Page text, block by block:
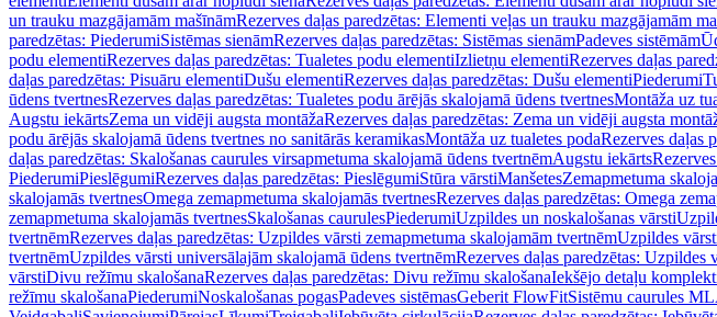
un trauku mazgājamām mašīnāmRezerves daļas paredzētas: Elementi veļas un trauku mazgājamām
paredzētas: PiederumiSistēmas sienāmRezerves daļas paredzētas: Sistēmas sienāmPadeves sistēmām
podu elementiRezerves daļas paredzētas: Tualetes podu elementiIzlietņu elementiRezerves daļas
daļas paredzētas: Pisuāru elementiDušu elementiRezerves daļas paredzētas: Dušu elementiPiederumi
ūdens tvertnesRezerves daļas paredzētas: Tualetes podu ārējās skalojamā ūdens tvertnesMontāža uz
Augstu iekārtsZema un vidēji augsta montāžaRezerves daļas paredzētas: Zema un vidēji augsta
podu ārējās skalojamā ūdens tvertnes no sanitārās keramikasMontāža uz tualetes podaRezerves daļas
daļas paredzētas: Skalošanas caurules virsapmetuma skalojamā ūdens tvertnēmAugstu iekārts
PiederumiPieslēgumiRezerves daļas paredzētas: PieslēgumiStūra vārstiManšetesZemapmetuma
skalojamās tvertnesOmega zemapmetuma skalojamās tvertnesRezerves daļas paredzētas: Omega
zemapmetuma skalojamās tvertnesSkalošanas caurulesPiederumiUzpildes un noskalošanas vārsti
tvertnēmRezerves daļas paredzētas: Uzpildes vārsti zemapmetuma skalojamām tvertnēmUzpildes
tvertnēmUzpildes vārsti universālajām skalojamā ūdens tvertnēmRezerves daļas paredzētas:
vārstiDivu režīmu skalošanaRezerves daļas paredzētas: Divu režīmu skalošanaIekšējo detaļu
režīmu skalošanaPiederumiNoskalošanas pogasPadeves sistēmasGeberit FlowFitSistēmu caurules ML